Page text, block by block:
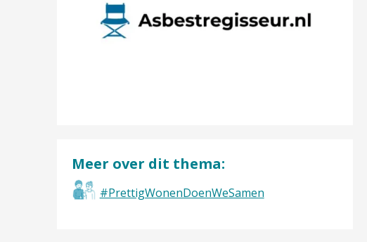
Meer over dit thema:
#PrettigWonenDoenWeSamen